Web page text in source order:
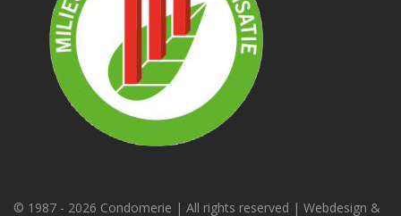
© 1987 - 2026 Condomerie | All rights reserved | Webdesign &